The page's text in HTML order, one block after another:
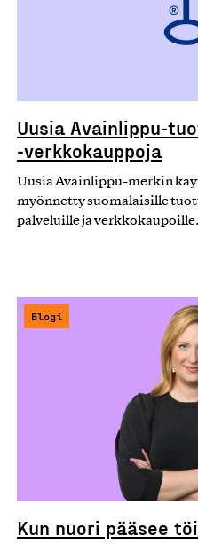
Uusia Avainlippu-
-verkkokauppoja
Uusia Avainlippu-merkin
myönnetty suomalaisille
palveluille ja
Blogi
Kun nuori pääsee